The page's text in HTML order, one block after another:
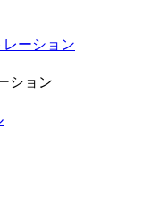
ーション
ション